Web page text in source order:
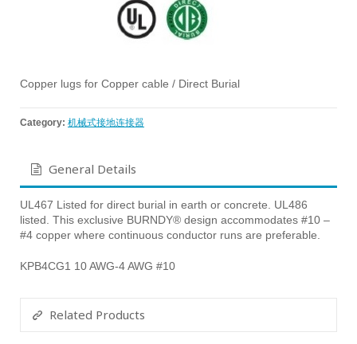
Copper lugs for Copper cable / Direct Burial
Category: 机械式接地连接器
General Details
UL467 Listed for direct burial in earth or concrete. UL486
listed. This exclusive BURNDY® design accommodates #10 –
#4 copper where continuous conductor runs are preferable.
KPB4CG1 10 AWG-4 AWG #10
Related Products